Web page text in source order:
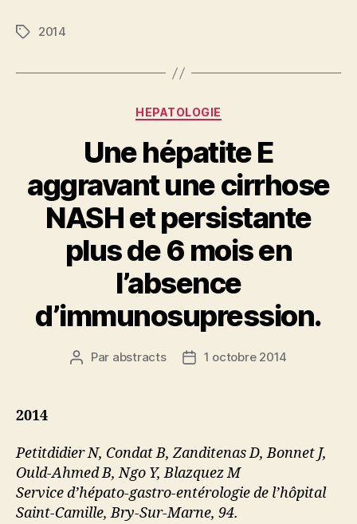
Étiquettes
2014
Catégories
HEPATOLOGIE
Une hépatite E
aggravant une cirrhose
NASH et persistante
plus de 6 mois en
l’absence
d’immunosupression.
Auteur
Par abstracts
Date1 octobre 2014
2014
Petitdidier N, Condat B, Zanditenas D, Bonnet J,
Ould-Ahmed B, Ngo Y, Blazquez M
Service d’hépato-gastro-entérologie de l’hôpital
Saint-Camille, Bry-Sur-Marne, 94.